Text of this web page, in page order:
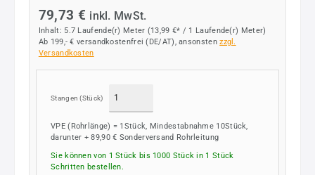
79,73 € inkl. MwSt.
Inhalt: 5.7 Laufende(r) Meter (13,99 €* / 1 Laufende(r) Meter)
Ab 199,- € versandkostenfrei (DE/AT), ansonstenzzgl.
Versandkosten
Stangen(Stück)
VPE (Rohrlänge) = 1Stück, Mindestabnahme 10Stück,
darunter + 89,90 € Sonderversand Rohrleitung
Sie können von 1 Stück bis 1000 Stück in 1 Stück
Schritten bestellen.